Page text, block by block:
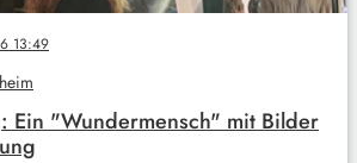
13:49
Ein "Wundermensch" mit Bilder